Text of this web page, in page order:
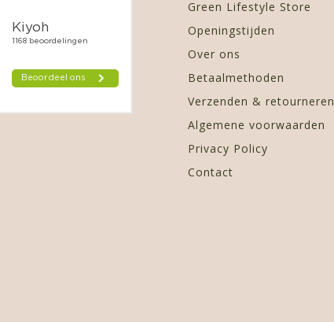
Green Lifestyle Store
Openingstijden
Over ons
Betaalmethoden
Verzenden & retourneren
Algemene voorwaarden
Privacy Policy
Contact